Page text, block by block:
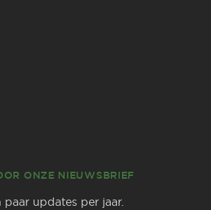
ONZE NIEUWSBRIEF
paar updates per jaar.